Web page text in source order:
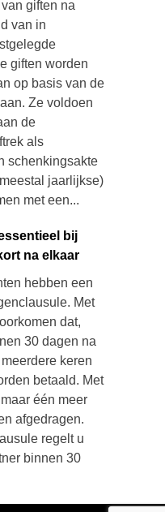
giften na
van in
giften worden
op basis van de
Ze voldoen
de
als
schenkingsakte
jaarlijkse)
met een...
bij
na elkaar
hebben een
Met
dat,
30 dagen na
keren
betaald. Met
één meer
afgedragen.
regelt u
binnen 30